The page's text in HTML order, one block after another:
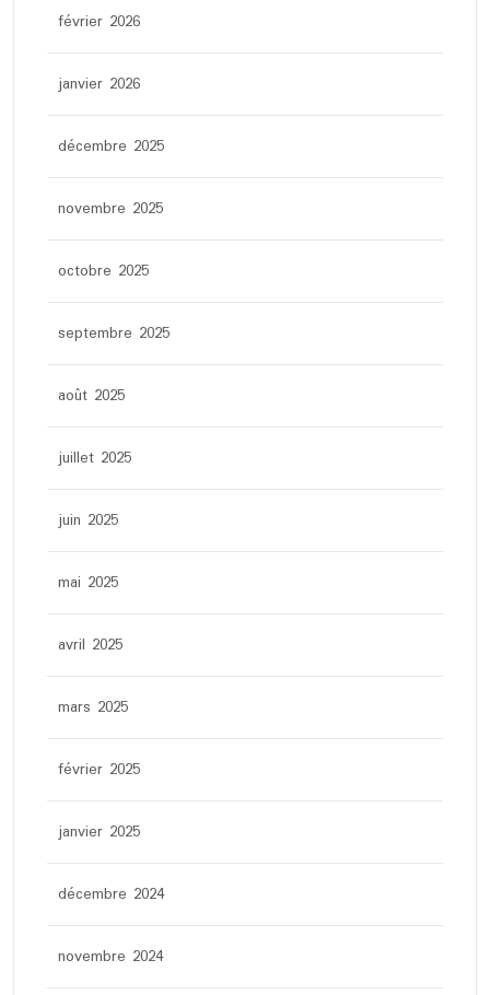
février 2026
janvier 2026
décembre 2025
novembre 2025
octobre 2025
septembre 2025
août 2025
juillet 2025
juin 2025
mai 2025
avril 2025
mars 2025
février 2025
janvier 2025
décembre 2024
novembre 2024